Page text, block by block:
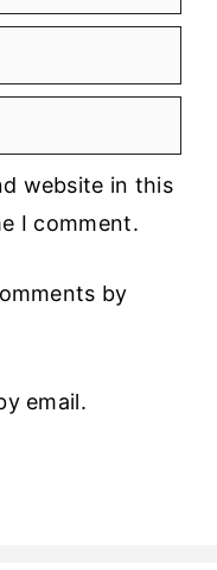
website in this
I comment.
by
email.